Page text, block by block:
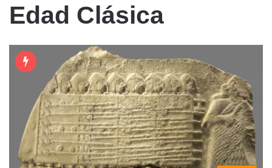
Edad Clásica